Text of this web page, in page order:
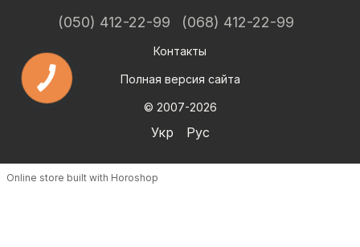
(050) 412-22-99 (068) 412-22-99
Контакты
Полная версия сайта
© 2007-2026
Укр Рус
Online store built with Horoshop